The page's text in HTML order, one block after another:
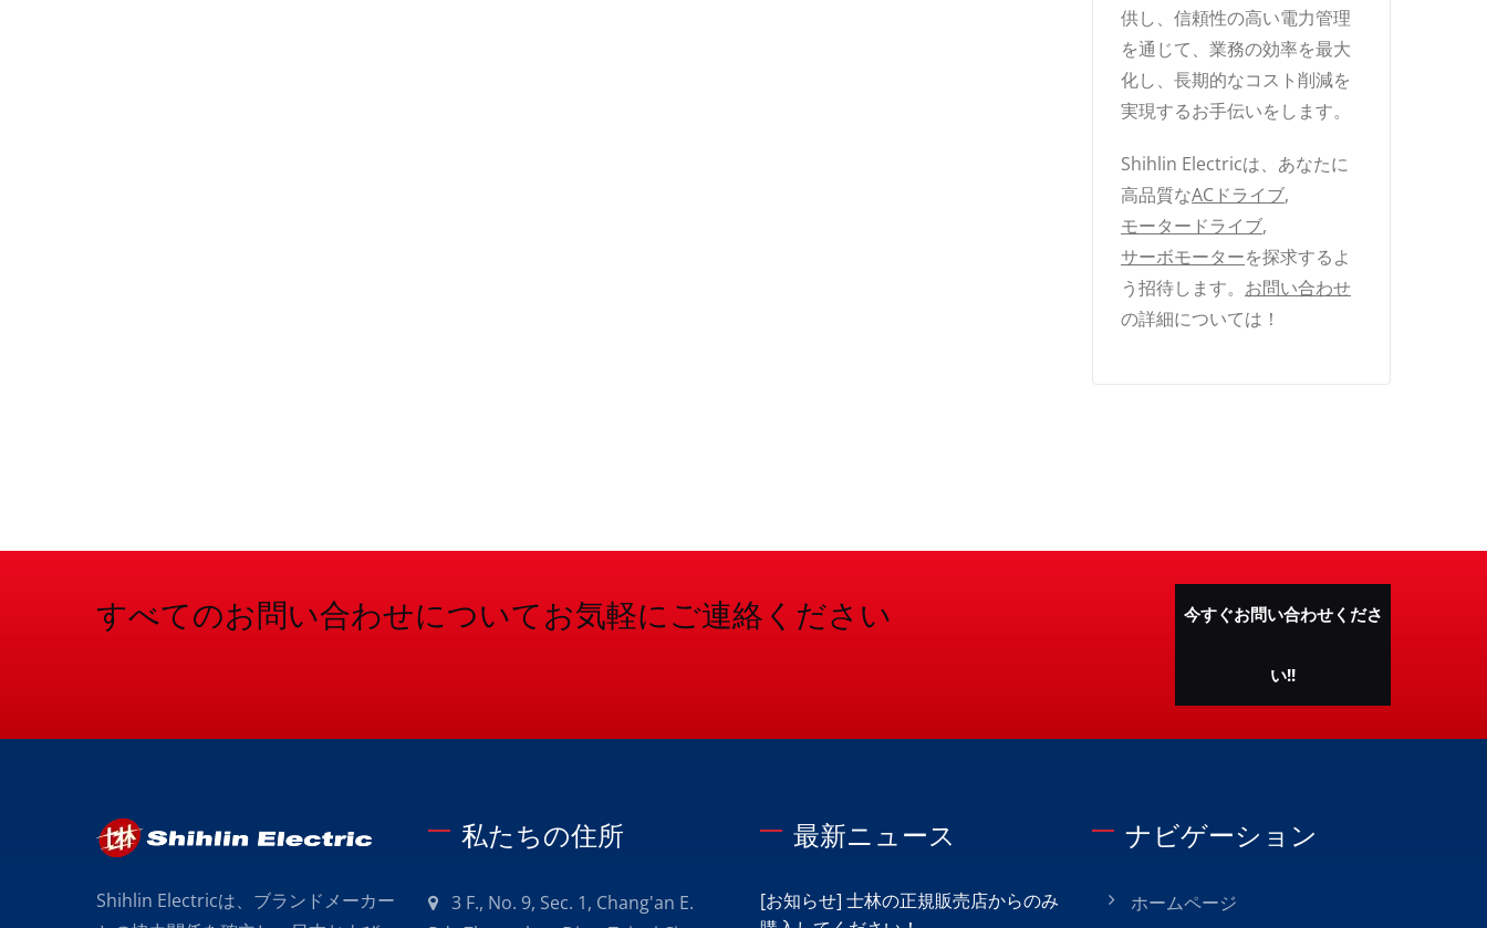
供し、信頼性の高い電力管理
を通じて、業務の効率を最大
化し、長期的なコスト削減を
実現するお手伝いをします。
Shihlin Electricは、あなたに
高品質なACドライブ,
モータードライブ,
サーボモーターを探求するよ
う招待します。 お問い合わせ
の詳細については！
すべてのお問い合わせについてお気軽にご連絡ください 今すぐお問い合わせくださ
い!!
Shihlin Electricは、ブランドメーカー
私たちの住所
3 F., No. 9, Sec. 1, Chang'an E.
最新ニュース
[お知らせ] 士林の正規販売店からのみ
ナビゲーション
ホームページ